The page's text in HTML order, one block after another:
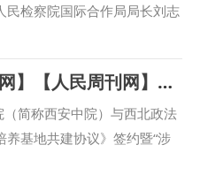
民检察院国际合作局局长刘志
主任李向锋，西安市人民检
西安市长安区人民检察院副检
范九利出席会议并致辞，副校
，涉外检察工作是国家涉外
学校与各级检察机关深化交
，围绕中国检察学自主知识
【中国新闻网】【阳光网】【人民周刊网】【今日头条】【起点新闻】【三秦都市报】西安市中级人民法院与西北政法大学联合建立涉外法治人才协同培养基地
简称西安中院）与西北政法
基地共建协议》签约暨“涉
式。西安中院党组书记、院